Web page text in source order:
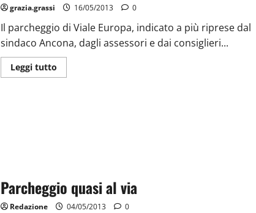
grazia.grassi 16/05/2013 0
Il parcheggio di Viale Europa, indicato a più riprese dal
sindaco Ancona, dagli assessori e dai consiglieri...
Leggi tutto
Parcheggio quasi al via
Redazione 04/05/2013 0